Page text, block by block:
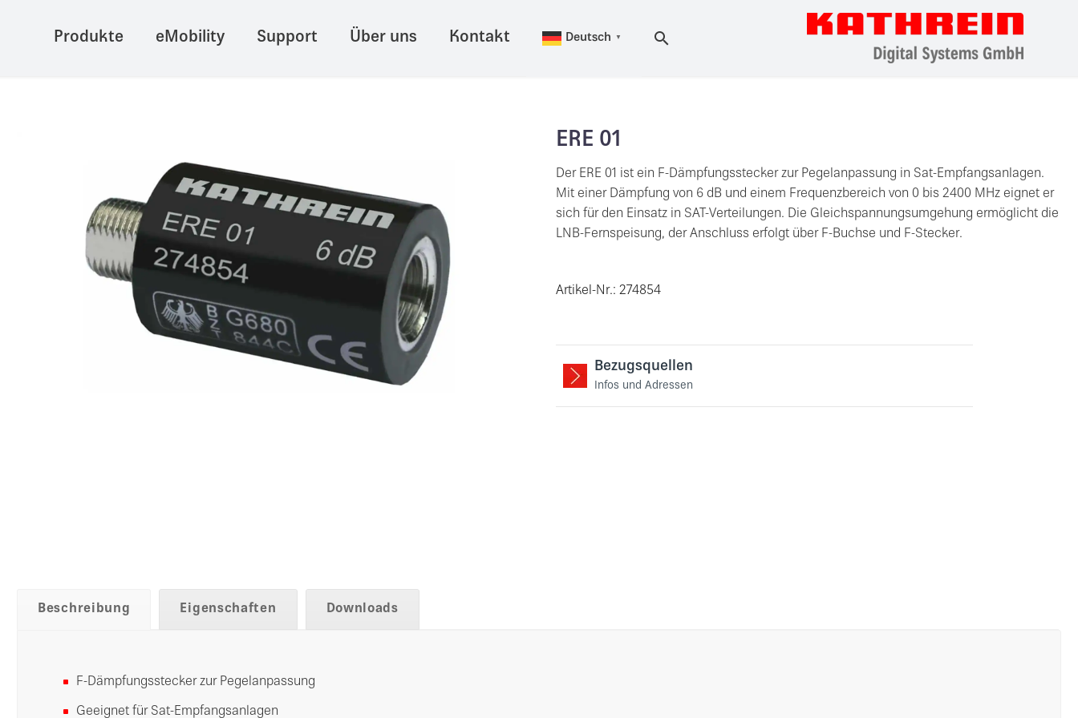
Produkte eMobility Support Über uns Kontakt Deutsch ▼
ERE 01
Der ERE 01 ist ein F-Dämpfungsstecker zur Pegelanpassung in Sat-Empfangsanlagen.
Mit einer Dämpfung von 6 dB und einem Frequenzbereich von 0 bis 2400 MHz eignet er
sich für den Einsatz in SAT-Verteilungen. Die Gleichspannungsumgehung ermöglicht die
LNB-Fernspeisung, der Anschluss erfolgt über F-Buchse und F-Stecker.
Artikel-Nr.: 274854
Bezugsquellen
Infos und Adressen
Beschreibung Eigenschaften Downloads
F-Dämpfungsstecker zur Pegelanpassung
Geeignet für Sat-Empfangsanlagen